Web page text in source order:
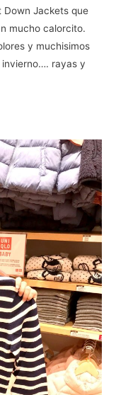
Down Jackets que
mucho calorcito.
y muchisimos
invierno…. rayas y